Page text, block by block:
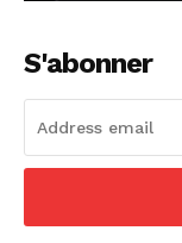
S'abonner